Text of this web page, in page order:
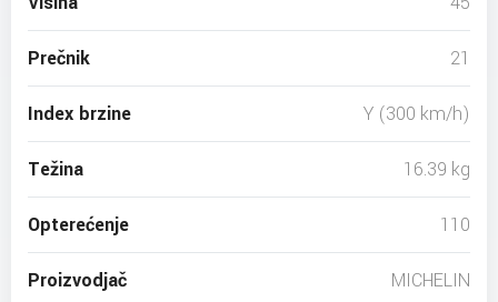
Prečnik 21
Index brzine Y (300 km/h)
Težina 16.39 kg
Opterećenje 110
Proizvodjač MICHELIN